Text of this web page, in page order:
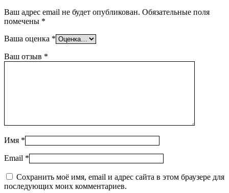
Ваш адрес email не будет опубликован. Обязательные поля
помечены *
Ваша оценка *
Ваш отзыв *
Имя *
Email *
Сохранить моё имя, email и адрес сайта в этом браузере для
последующих моих комментариев.